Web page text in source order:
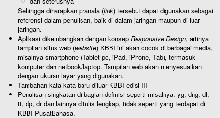
Sehingga diharapkan pranala (link) tersebut dapat digunakan sebagai
referensi dalam penulisan, baik di dalam jaringan maupun di luar
jaringan.
Aplikasi dikembangkan dengan konsep Responsive Design, artinya
tampilan situs web (website) KBBI ini akan cocok di berbagai media,
misalnya smartphone (Tablet pc, iPad, iPhone, Tab), termasuk
komputer dan netbook/laptop. Tampilan web akan menyesuaikan
dengan ukuran layar yang digunakan.
Tambahan kata-kata baru diluar KBBI edisi III
Penulisan singkatan di bagian definisi seperti misalnya: yg, dng, dl,
tt, dp, dr dan lainnya ditulis lengkap, tidak seperti yang terdapat di
KBBI PusatBahasa.